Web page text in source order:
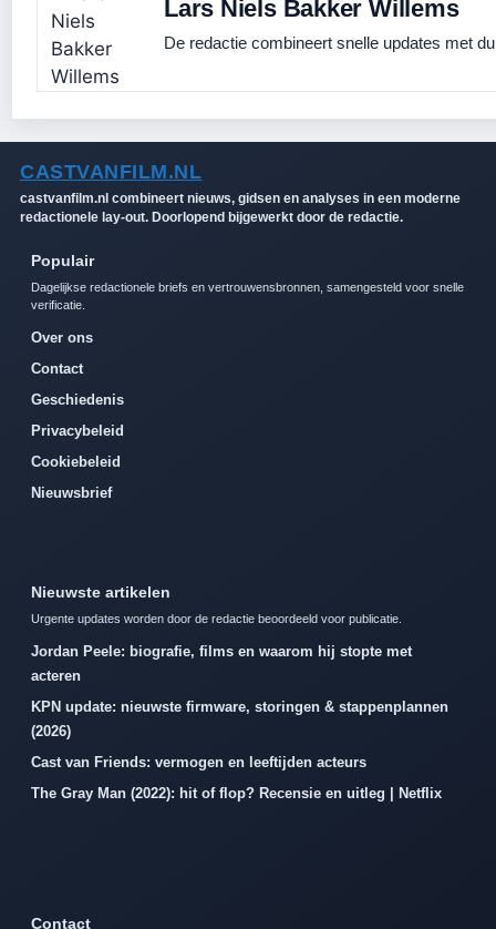
Lars Niels Bakker Willems
De redactie combineert snelle updates met
CASTVANFILM.NL
castvanfilm.nl combineert nieuws, gidsen en analyses in een moderne
redactionele lay-out. Doorlopend bijgewerkt door de redactie.
Populair
Dagelijkse redactionele briefs en vertrouwensbronnen, samengesteld voor snelle
verificatie.
Over ons
Contact
Geschiedenis
Privacybeleid
Cookiebeleid
Nieuwsbrief
Nieuwste artikelen
Urgente updates worden door de redactie beoordeeld voor publicatie.
Jordan Peele: biografie, films en waarom hij stopte met
acteren
KPN update: nieuwste firmware, storingen & stappenplannen
(2026)
Cast van Friends: vermogen en leeftijden acteurs
The Gray Man (2022): hit of flop? Recensie en uitleg | Netflix
Contact